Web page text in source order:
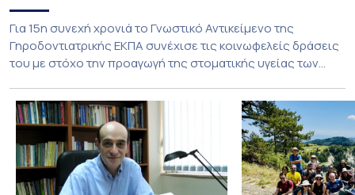
Για 15η συνεχή χρονιά το Γνωστικό Αντικείμενο της
Γηροδοντιατρικής ΕΚΠΑ συνέχισε τις κοινωφελείς δράσεις
του με στόχο την προαγωγή της στοματικής υγείας των
υποχρεωτικής «κοινωφελούς μάθησης» στο μάθημα της
Γηροδοντιατρικής 10ου εξαμήνου, περιλάμβανε
εκπαιδευτικές δραστηριότητες στο Γηροκομείο-
Πτωχοκομείο Αθηνών, στο Οδοντιατρικό Τμήμα/Μονάδα
ΑΜΕΑ Ενηλίκων Ασκληπιείου Βούλας, στο Κέντρο
Γηριατρικής […]